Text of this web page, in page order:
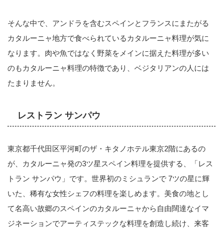
そんな中で、アンドラを含むスペインとフランスにまたがる
カタルーニャ地方で食べられているカタルーニャ料理が気に
なります。肉や魚ではなく野菜をメインに据えた料理が多い
のもカタルーニャ料理の特徴であり、ベジタリアンの人には
たまりません。
レストラン サンパウ
東京都千代田区平河町のザ・キタノホテル東京2階にあるの
が、カタルーニャ発の3ツ星スペイン料理を提供する、「レス
トラン サンパウ」です。世界初のミシュランで 7ツの星に輝
いた、稀有な女性シェフの料理を楽しめます。美食の地とし
て名高い故郷のスペインのカタルーニャから自由闊達なイマ
ジネーションでアーティステックな料理を創造し続け、来客